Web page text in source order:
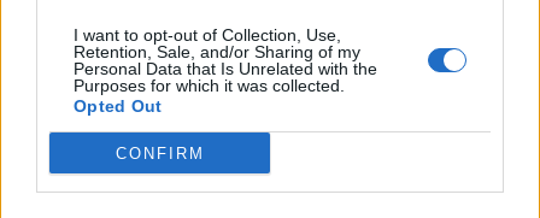
I want to opt-out of Collection, Use,
Retention, Sale, and/or Sharing of my
Personal Data that Is Unrelated with the
Purposes for which it was collected.
Opted Out
CONFIRM
06/08/2026 - 10:30 ΚΟΣΜΟΣ
Ο Demis Hassabis αναλαμβάνει Πρόεδρος της
Google DeepMind και Chief Scientist της Alphabet
06/08/2026 - 09:32 ΠΡΟΣΩΠΑ
HELLENiQ ENERGY: Κέρδη 393 εκατ. ευρώ στο α'